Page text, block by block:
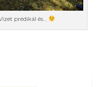
prédikál és…